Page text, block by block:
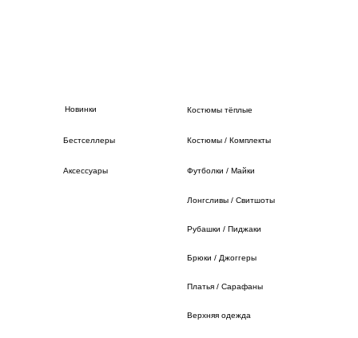
Платья / Сарафаны
Брюки / Джоггеры
Футболки / Майки
Костюмы / Комплекты
Костюмы тёплые
Бестселлеры
Новинки
Верхняя одежда
Лонгсливы / Свитшоты
Аксессуары
Рубашки / Пиджаки